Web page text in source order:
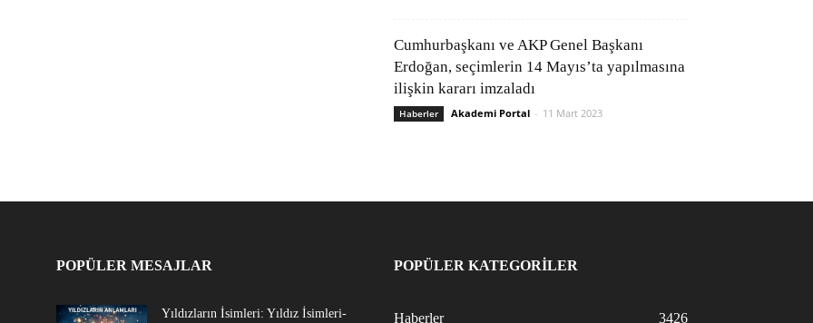
Cumhurbaşkanı ve AKP Genel Başkanı
Erdoğan, seçimlerin 14 Mayıs’ta yapılmasına
ilişkin kararı imzaladı
Haberler Akademi Portal - 11 Mart 2023
POPÜLER MESAJLAR
Yıldızların İsimleri: Yıldız İsimleri-
POPÜLER KATEGORİLER
Haberler
3426